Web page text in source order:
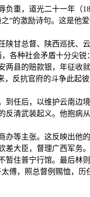
重，道光二十一年（
”的激励诗句。这是他
甘总督、陕西巡抚、
各种社会矛盾十分尖
县的赔款银，年征收
，反抗官府的斗争此起彼
到任后，以维护云南
清武装起义。他抱病
等主张。这反映出
差大臣，督理广西军
住普宁行馆。最后林
傅，照总督例赐恤，历